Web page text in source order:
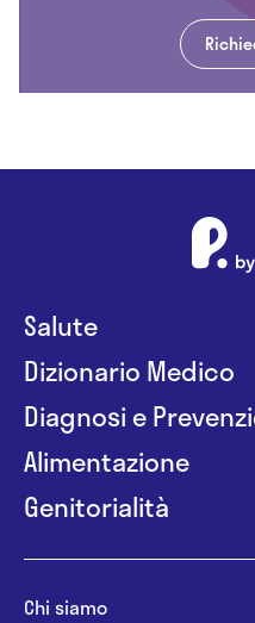
Salute
Dizionario Medico
Diagnosi e
Alimentazione
Genitorialità
Chi siamo